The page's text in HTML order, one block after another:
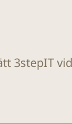
3stepIT